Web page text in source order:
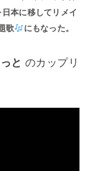
本に移してリメイ
歌
にもなった。
と のカップリ